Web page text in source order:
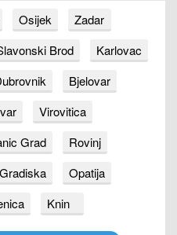
Osijek
Zadar
Brod
Karlovac
Bjelovar
Virovitica
Grad
Rovinj
Opatija
Knin